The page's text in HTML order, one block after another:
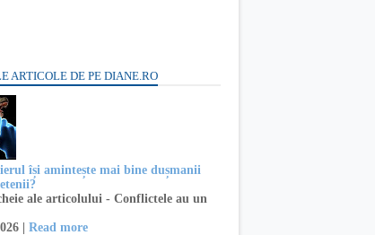
ARTICOLE DE PE DIANE.RO
își amintește mai bine dușmanii
ale articolului - Conflictele au un
| Read more